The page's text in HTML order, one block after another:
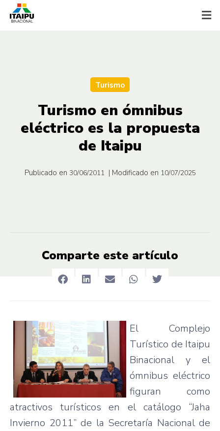
Turismo
Turismo en ómnibus
eléctrico es la propuesta
de Itaipu
Publicado en 30/06/2011 | Modificado en 10/07/2025
Comparte este artículo
El Complejo
Turístico de Itaipu
Binacional y el
ómnibus eléctrico
figuran como
atractivos turísticos en el catálogo “Jaha
Invierno 2011” de la Secretaría Nacional de